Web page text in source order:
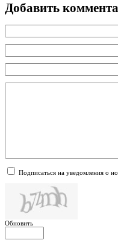
Добавить
Подписаться на уведомления о
Обновить